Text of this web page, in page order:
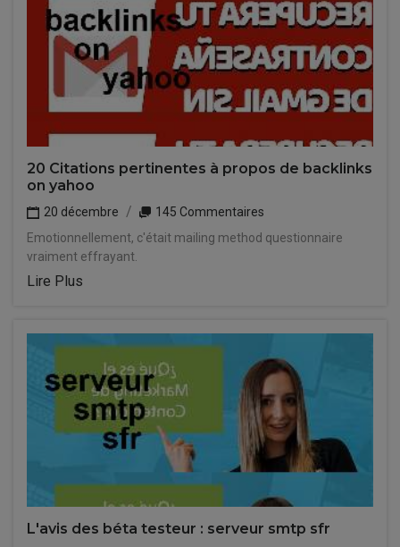
20 Citations pertinentes à propos de backlinks
on yahoo
20 décembre
145 Commentaires
Emotionnellement, c'était mailing method questionnaire
vraiment effrayant.
Lire Plus
L'avis des béta testeur : serveur smtp sfr